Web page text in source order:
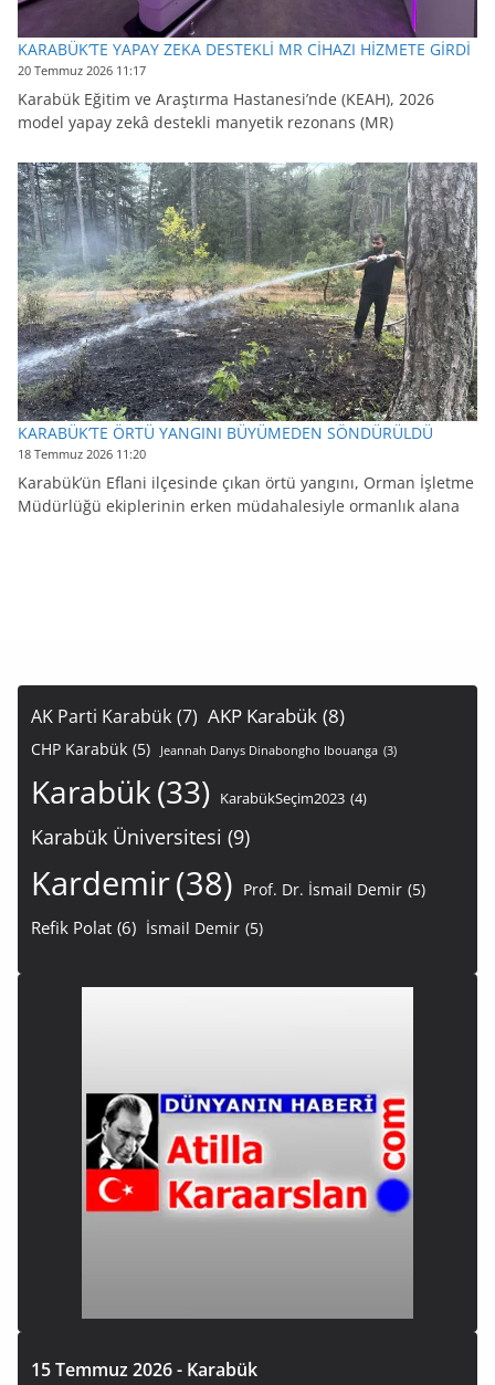
KARABÜK’TE YAPAY ZEKA DESTEKLİ MR CİHAZI HİZMETE GİRDİ
20 Temmuz 2026 11:17
Karabük Eğitim ve Araştırma Hastanesi’nde (KEAH), 2026
model yapay zekâ destekli manyetik rezonans (MR)
KARABÜK’TE ÖRTÜ YANGINI BÜYÜMEDEN SÖNDÜRÜLDÜ
18 Temmuz 2026 11:20
Karabük’ün Eflani ilçesinde çıkan örtü yangını, Orman İşletme
Müdürlüğü ekiplerinin erken müdahalesiyle ormanlık alana
AK Parti Karabük (7) AKP Karabük (8)
CHP Karabük (5) Jeannah Danys Dinabongho Ibouanga (3)
Karabük(33) KarabükSeçim2023 (4)
Karabük Üniversitesi (9)
Kardemir(38) Prof. Dr. İsmail Demir (5)
Refik Polat (6) İsmail Demir (5)
15 Temmuz 2026 - Karabük